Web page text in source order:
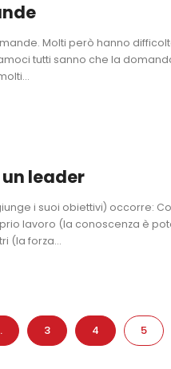
Molti però hanno
tutti sanno che la
leader
i suoi obiettivi) occorre:
lavoro (la conoscenza è
(la forza...
3 4 5